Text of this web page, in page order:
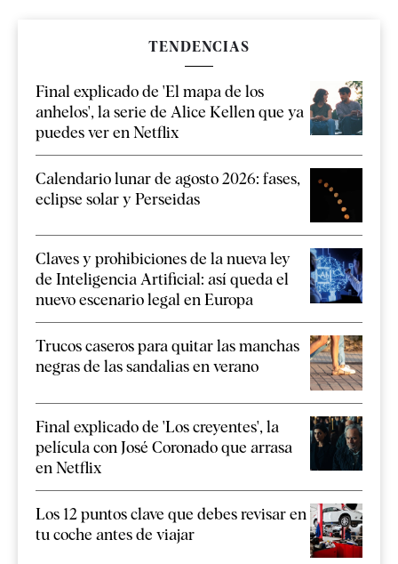
TENDENCIAS
Final explicado de 'El mapa de los
anhelos', la serie de Alice Kellen que ya
puedes ver en Netflix
Calendario lunar de agosto 2026: fases,
eclipse solar y Perseidas
Claves y prohibiciones de la nueva ley
de Inteligencia Artificial: así queda el
nuevo escenario legal en Europa
Trucos caseros para quitar las manchas
negras de las sandalias en verano
Final explicado de 'Los creyentes', la
película con José Coronado que arrasa
en Netflix
Los 12 puntos clave que debes revisar en
tu coche antes de viajar